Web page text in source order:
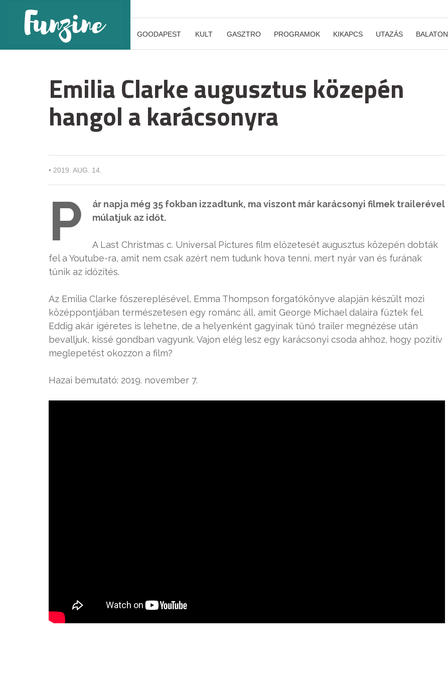
GOODAPEST KULT GASZTRO PROGRAMOK KIKAPCS UTAZÁS BALATON
Emilia Clarke augusztus közepén
hangol a karácsonyra
• 2019. AUG. 14.
P
ár napja még 35 fokban izzadtunk, ma viszont már karácsonyi filmek trailerével
múlatjuk az időt.
A Last Christmas c. Universal Pictures film előzetesét augusztus közepén dobták
fel a Youtube-ra, amit nem csak azért nem tudunk hova tenni, mert nyár van és furának
tűnik az időzítés.
Az Emilia Clarke főszereplésével, Emma Thompson forgatókönyve alapján készült mozi
középpontjában természetesen egy románc áll, amit George Michael dalaira fűztek fel.
Eddig akár ígéretes is lehetne, de a helyenként gagyinak tűnő trailer megnézése után
bevalljuk, kissé gondban vagyunk. Vajon elég lesz egy karácsonyi csoda ahhoz, hogy pozitív
meglepetést okozzon a film?
Hazai bemutató: 2019. november 7.